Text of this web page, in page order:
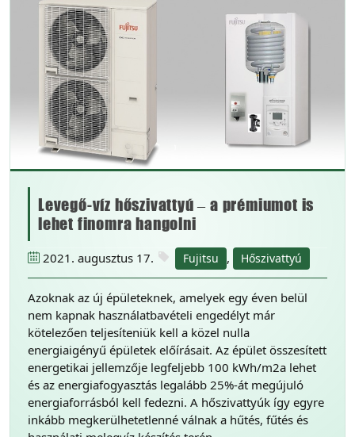
Levegő-víz hőszivattyú – a prémiumot is
lehet finomra hangolni
2021. augusztus 17. Fujitsu , Hőszivattyú
Azoknak az új épületeknek, amelyek egy éven belül
nem kapnak használatbavételi engedélyt már
kötelezően teljesíteniük kell a közel nulla
energiaigényű épületek előírásait. Az épület összesített
energetikai jellemzője legfeljebb 100 kWh/m2a lehet
és az energiafogyasztás legalább 25%-át megújuló
energiaforrásból kell fedezni. A hőszivattyúk így egyre
inkább megkerülhetetlenné válnak a hűtés, fűtés és